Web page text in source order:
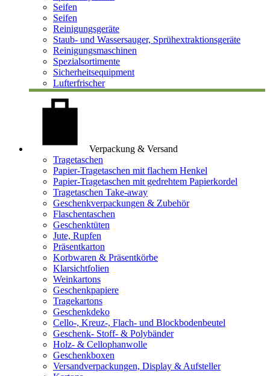
Seifen
Seifen
Reinigungsgeräte
Staub- und Wassersauger, Sprühextraktionsgeräte
Reinigungsmaschinen
Spezialsortimente
Sicherheitsequipment
Lufterfrischer
Verpackung & Versand
Tragetaschen
Papier-Tragetaschen mit flachem Henkel
Papier-Tragetaschen mit gedrehtem Papierkordel
Tragetaschen Take-away
Geschenkverpackungen & Zubehör
Flaschentaschen
Geschenktüten
Jute, Rupfen
Präsentkarton
Korbwaren & Präsentkörbe
Klarsichtfolien
Weinkartons
Geschenkpapiere
Tragekartons
Geschenkdeko
Cello-, Kreuz-, Flach- und Blockbodenbeutel
Geschenk- Stoff- & Polybänder
Holz- & Cellophanwolle
Geschenkboxen
Versandverpackungen, Display & Aufsteller